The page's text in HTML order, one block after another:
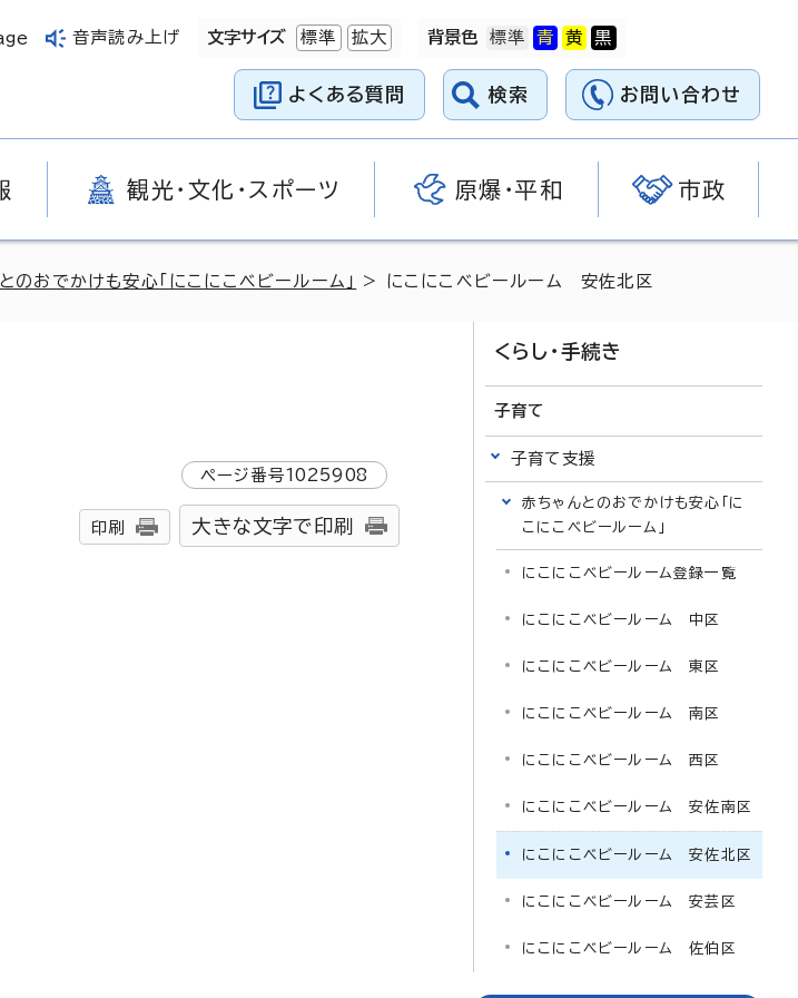
音声読み上げ 文字サイズ 標準 拡大 背景色
よくある質問 検索 お問い合わせ
観光・文化・スポーツ 原爆・平和 市政
のおでかけも安心「にこにこベビールーム」 > にこにこベビールーム 安佐北区
ページ番号1025908
印刷 大きな文字で印刷
くらし・手続き
子育て
子育て支援
赤ちゃんとのおでかけも安心「に
こにこベビールーム」
にこにこベビールーム登録一覧
にこにこベビールーム 中区
にこにこベビールーム 東区
にこにこベビールーム 南区
にこにこベビールーム 西区
にこにこベビールーム 安佐南区
にこにこベビールーム 安佐北区
にこにこベビールーム 安芸区
にこにこベビールーム 佐伯区